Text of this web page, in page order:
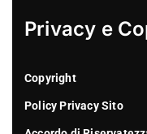
Privacy e
Copyright
Policy Privacy Sito